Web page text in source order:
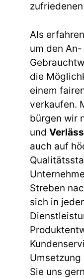
Als
um den
die
einem
verkaufen.
bürgen wir
und
auch auf
Streben
sich in
Umsetzung
Sie uns